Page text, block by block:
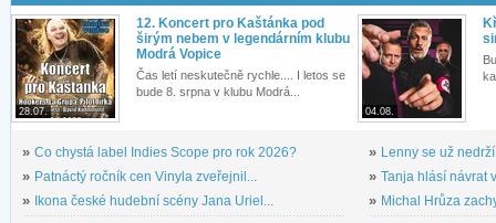
28.07.
12. Koncert pro Kaštánka pod
širým nebem v legendárním klubu
Modrá Vopice
Čas letí neskutečně rychle.... I letos se
bude 8. srpna v klubu Modrá...
» Co chystá label Indies Scope pro rok 2026?
» Patnáctý ročník cen Vinyla zveřejnil...
»
Ikona české hudební scény Jana Uriel...
04.08.
» Lenny se už
» Tanja hlásí návrat
» Michal Hrůza